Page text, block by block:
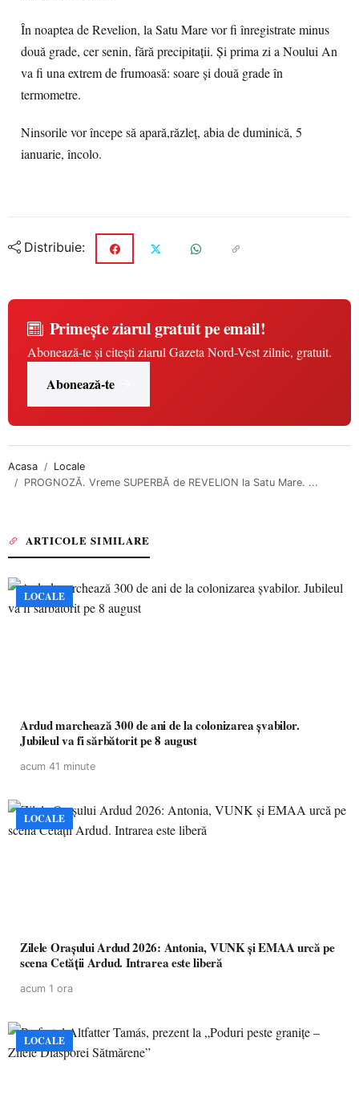
În noaptea de Revelion, la Satu Mare vor fi înregistrate minus
două grade, cer senin, fără precipitații. Și prima zi a Noului An
va fi una extrem de frumoasă: soare și două grade în
termometre.
Ninsorile vor începe să apară,răzleț, abia de duminică, 5
ianuarie, încolo.
Distribuie:
Primește ziarul gratuit pe email!
Abonează-te și citești ziarul Gazeta Nord-Vest zilnic, gratuit.
Abonează-te
Acasa
Locale
PROGNOZĂ. Vreme SUPERBĂ de REVELION la Satu Mare. ...
ARTICOLE SIMILARE
LOCALE
Ardud marchează 300 de ani de la colonizarea șvabilor.
Jubileul va fi sărbătorit pe 8 august
acum 41 minute
LOCALE
Zilele Orașului Ardud 2026: Antonia, VUNK și EMAA urcă pe
scena Cetății Ardud. Intrarea este liberă
acum 1 ora
LOCALE